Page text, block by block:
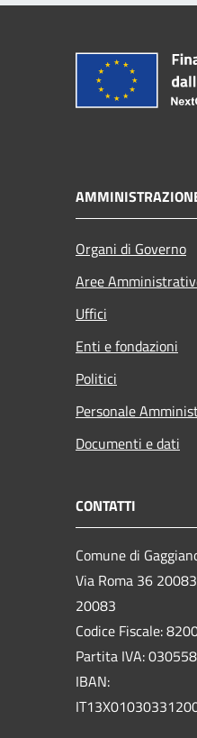
Organi di Governo
Aree
Uffici
Enti e fondazioni
Politici
Personale
Documenti e dati
CONTATTI
Comune di
Via Roma 36
20083
Codice Fiscale:
Partita IVA:
IBAN: